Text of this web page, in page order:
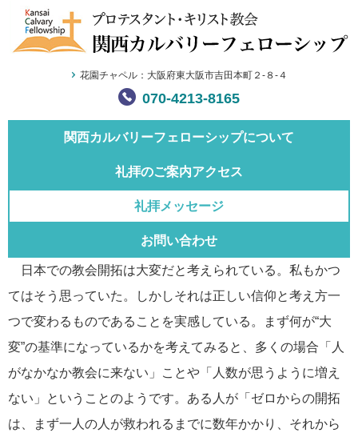
花園チャペル：大阪府東大阪市吉田本町２-８-４
070-4213-8165
関西カルバリーフェローシップについて
礼拝のご案内アクセス
礼拝メッセージ
お問い合わせ
日本での教会開拓は大変だと考えられている。私もかつ
てはそう思っていた。しかしそれは正しい信仰と考え方一
つで変わるものであることを実感している。まず何が“大
変”の基準になっているかを考えてみると、多くの場合「人
がなかなか教会に来ない」ことや「人数が思うように増え
ない」ということのようです。ある人が「ゼロからの開拓
は、まず一人の人が救われるまでに数年かかり、それから